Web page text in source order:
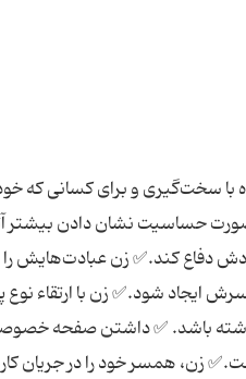
سخت‌گیرى و براى كسانى كه
حساسیت نشان دادن بیشتر
دفاع کند.✅ زن عبادت‌هایش را
ایجاد شود.✅ زن با ارتقاء
داشته باشد. ✅ داشتن صفحه
زن، همسر خود را در جریان